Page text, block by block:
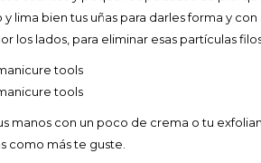
lima bien tus uñas para darles forma y
los lados, para eliminar esas partículas
manos con un poco de crema o tu
como más te guste.